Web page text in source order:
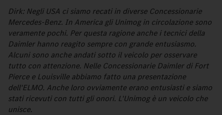
Dirk: Negli USA ci siamo recati in diverse Concessionarie
Mercedes-Benz. In America gli Unimog in circolazione sono
veramente pochi. Per questa ragione anche i tecnici della
Daimler hanno reagito sempre con grande entusiasmo.
Alcuni sono anche andati sotto il veicolo per osservare
tutto con attenzione. Nelle Concessionarie Daimler di Fort
Pierce e Louisville abbiamo fatto una presentazione
dell'ELMO. Anche loro ovviamente erano entusiasti e siamo
stati ricevuti con tutti gli onori. L'Unimog è un veicolo che
unisce.